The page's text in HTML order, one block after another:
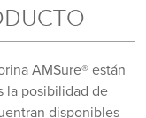
AMSure® están
la posibilidad de
disponibles